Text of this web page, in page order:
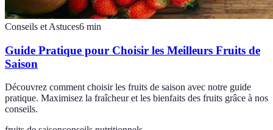
Conseils et Astuces6 min
Guide Pratique pour Choisir les Meilleurs Fruits de
Saison
Découvrez comment choisir les fruits de saison avec notre guide
pratique. Maximisez la fraîcheur et les bienfaits des fruits grâce à nos
conseils.